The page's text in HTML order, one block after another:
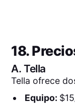
18.
A.Tella
Tella ofrece
Equipo: